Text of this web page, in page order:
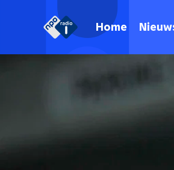
Home